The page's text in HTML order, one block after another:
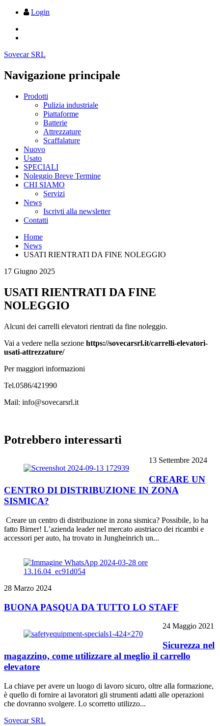
Login
Sovecar SRL
Navigazione principale
Prodotti
Pulizia industriale
Piattaforme
Batterie
Attrezzature
Scaffalature
Nuovo
Usato
SPECIALI
Noleggio Breve Termine
CHI SIAMO
Servizi
News
Iscrivti alla newsletter
Contatti
Home
News
USATI RIENTRATI DA FINE NOLEGGIO
17 Giugno 2025
USATI RIENTRATI DA FINE
NOLEGGIO
Alcuni dei carrelli elevatori rientrati da fine noleggio.
Vai a vedere nella sezione https://sovecarsrl.it/carrelli-elevatori-
usati-attrezzature/
Per maggiori informazioni
Tel.0586/421990
Mail: info@sovecarsrl.it
Potrebbero interessarti
13 Settembre 2024
CREARE UN
CENTRO DI DISTRIBUZIONE IN ZONA
SISMICA?
Creare un centro di distribuzione in zona sismica? Possibile, lo ha
fatto Birner! L’azienda leader nel mercato austriaco dei ricambi e
accessori per auto, ha trovato in Jungheinrich un...
28 Marzo 2024
BUONA PASQUA DA TUTTO LO STAFF
24 Maggio 2021
Sicurezza nel
magazzino, come utilizzare al meglio il carrello
elevatore
La chiave per avere un luogo di lavoro sicuro, oltre alla formazione,
è quello di fornire ai lavoratori gli strumenti adatti alle operazioni
che dovranno svolgere. Lo scorretto utilizzo...
Sovecar SRL